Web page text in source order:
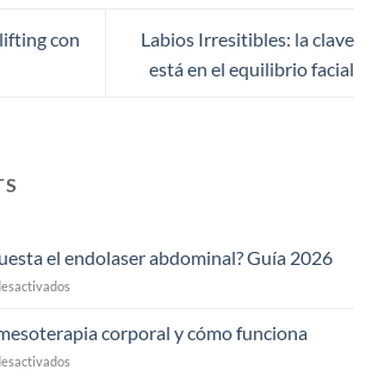
con
Labios Irresitibles: la clave
está en el equilibrio facial
el endolaser abdominal? Guía 2026
cuesta
el
endolaser
corporal y cómo funciona